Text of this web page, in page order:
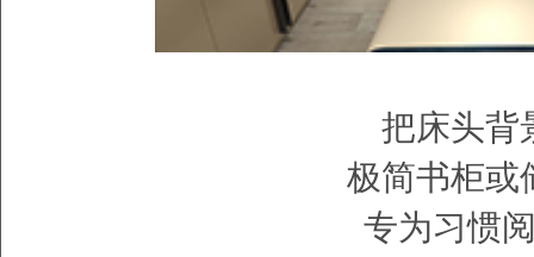
把床头背
极简书柜或
专为习惯